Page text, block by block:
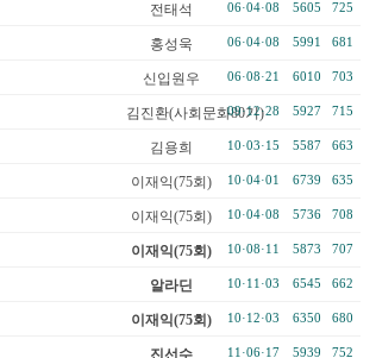
전태석 06·04·08 5605 725
홍성욱 06·04·08 5991 681
신입원우 06·08·21 6010 703
김진환(사회문화80기)
09·12·28 5927 715
김용희 10·03·15 5587 663
이재익(75회) 10·04·01 6739 635
이재익(75회) 10·04·08 5736 708
이재익(75회) 10·08·11 5873 707
알라딘 10·11·03 6545 662
이재익(75회) 10·12·03 6350 680
진선수 11·06·17 5939 752